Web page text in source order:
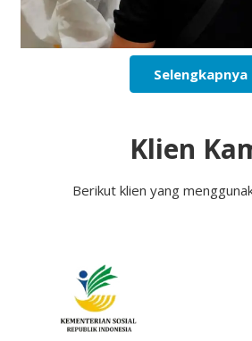
Selengkapnya
Klien
Berikut klien yang